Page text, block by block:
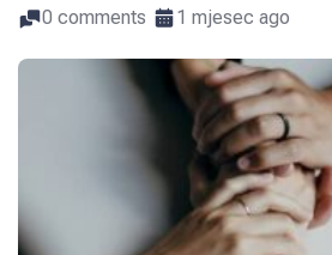
0 comments 1 mjesec ago